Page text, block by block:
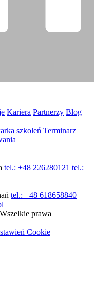
Kariera Partnerzy Blog
szkoleń Terminarz
tel.: +48 226280121 tel.:
tel.: +48 618658840
prawa
Cookie